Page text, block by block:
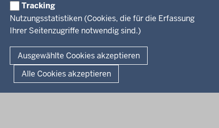
Tracking
Nutzungsstatistiken (Cookies, die für die Erfassung
Ihrer Seitenzugriffe notwendig sind.)
Ausgewählte Cookies akzeptieren
Alle Cookies akzeptieren
Service
Kontakt
Fußzeile
Datenschutz Erklärung zur Barrierefreiheit